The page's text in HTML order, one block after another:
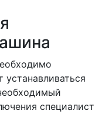
устанавливаться
специалист